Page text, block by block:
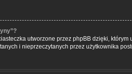
utworzone przez phpBB dzięki,
i nieprzeczytanych przez użytkownika